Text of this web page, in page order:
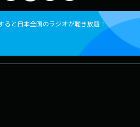
ると日本全国のラジオが聴き放題！